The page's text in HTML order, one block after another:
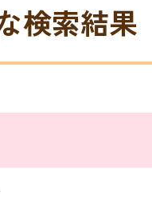
検索結果